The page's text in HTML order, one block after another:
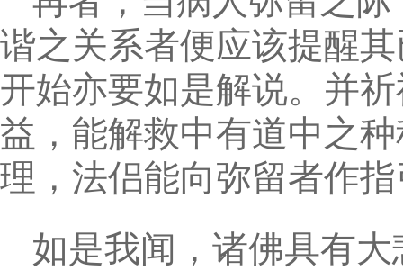
谐之关系者便应该提醒
开始亦要如是解说。并
益，能解救中有道中之
理，法侣能向弥留者作
如是我闻，诸佛具有